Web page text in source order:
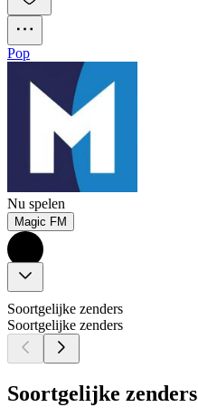
Pop
Nu spelen
Magic FM
Soortgelijke zenders
Soortgelijke zenders
Soortgelijke zenders